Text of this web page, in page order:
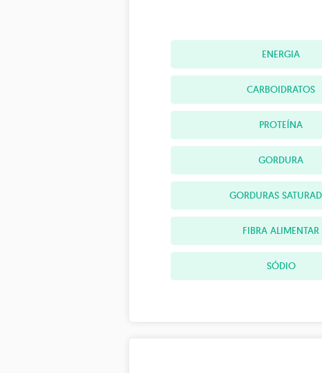
ENERGIA
CARBOIDRATOS
PROTEÍNA
GORDURA
GORDURAS
FIBRA ALIMENTAR
SÓDIO